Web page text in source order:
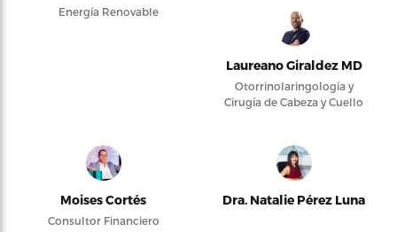
Energía Renovable
Laureano Giraldez MD
Otorrinolaringología y
Cirugía de Cabeza y Cuello
Moises Cortés
Consultor Financiero
Dra. Natalie Pérez Luna